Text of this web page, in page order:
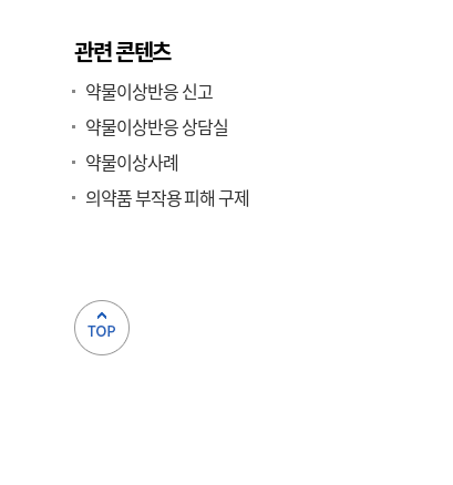
관련 콘텐츠
약물이상반응 신고
약물이상반응 상담실
약물이상사례
의약품 부작용 피해 구제